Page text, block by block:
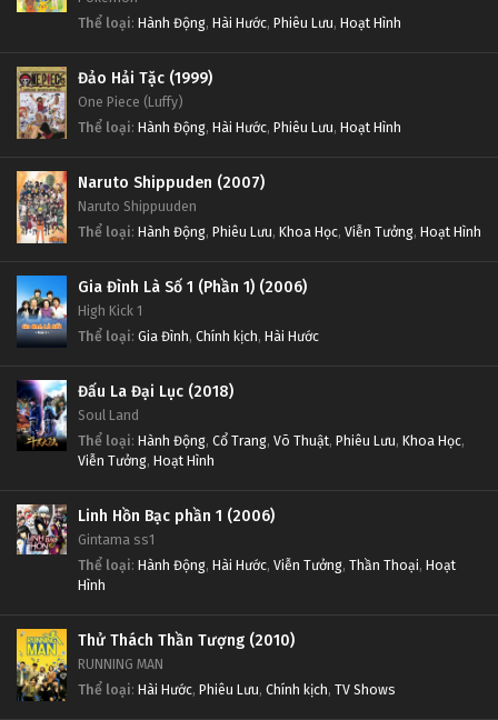
Thể loại: Hành Động, Hài Hước, Phiêu Lưu, Hoạt Hình
Đảo Hải Tặc (1999)
One Piece (Luffy)
Thể loại: Hành Động, Hài Hước, Phiêu Lưu, Hoạt Hình
Naruto Shippuden (2007)
Naruto Shippuuden
Thể loại: Hành Động, Phiêu Lưu, Khoa Học, Viễn Tưởng, Hoạt Hình
Gia Đình Là Số 1 (Phần 1) (2006)
High Kick 1
Thể loại: Gia Đình, Chính kịch, Hài Hước
Đấu La Đại Lục (2018)
Soul Land
Thể loại: Hành Động, Cổ Trang, Võ Thuật, Phiêu Lưu, Khoa Học,
Viễn Tưởng, Hoạt Hình
Linh Hồn Bạc phần 1 (2006)
Gintama ss1
Thể loại: Hành Động, Hài Hước, Viễn Tưởng, Thần Thoại, Hoạt
Hình
Thử Thách Thần Tượng (2010)
RUNNING MAN
Thể loại: Hài Hước, Phiêu Lưu, Chính kịch, TV Shows